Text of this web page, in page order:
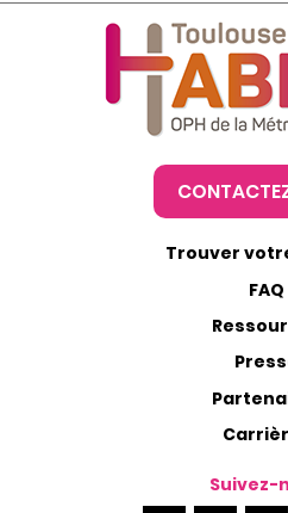
Trouver
FAQ
Suivez-